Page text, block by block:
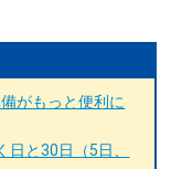
がもっと便利に
日と30日（5日、